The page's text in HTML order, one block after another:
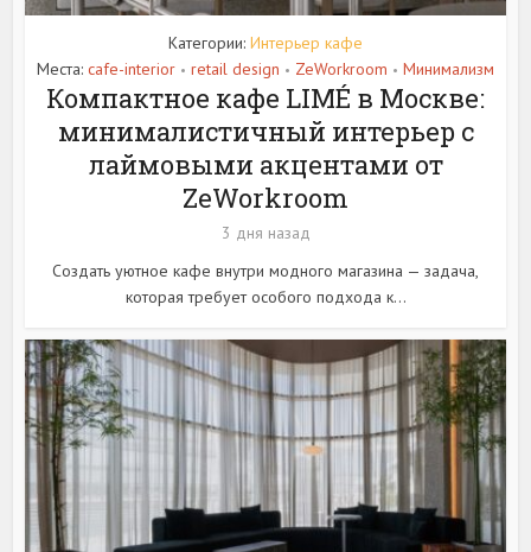
Категории: Интерьер кафе
Места: cafe-interior • retail design • ZeWorkroom • Минимализм
Компактное кафе LIMÉ в Москве:
минималистичный интерьер с
лаймовыми акцентами от
ZeWorkroom
3 дня назад
Создать уютное кафе внутри модного магазина — задача,
которая требует особого подхода к...